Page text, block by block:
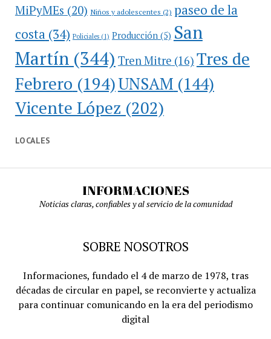
MiPyMEs (20) Niños y adolescentes (2) paseo de la
costa(34) Policiales(1) Producción(5) San
Martín(344) Tren Mitre (16) Tres de
Febrero (194)UNSAM (144)
Vicente López (202)
LOCALES
INFORMACIONES
Noticias claras, confiables y al servicio de la comunidad
SOBRE NOSOTROS
Informaciones, fundado el 4 de marzo de 1978, tras
décadas de circular en papel, se reconvierte y actualiza
para continuar comunicando en la era del periodismo
digital